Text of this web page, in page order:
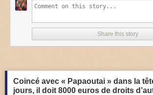
Share this story
Coincé avec « Papaoutai » dans la
jours, il doit 8000 euros de droits